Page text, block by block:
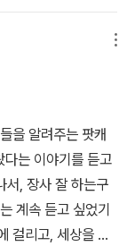
. 아무리 좋은 스승
속되는 결과를 초
수 있음을 말하고
실수를 통해 나
그래야 행복한 삶
체제속에서 입시
과 스트레스를 받
있는 방안으로 자
자아 성장이 있기
트의 패널인 채사
이 받았다. 내용
방법 이라던지.
마음이 힘들고, 번
이 될만한 책인 듯
하려 하지만, 나도
자존심때문에 심
듯 내려놓자, 하는
내 자신을 아주 살
을 알려주는 팟캐
다는 이야기를 듣고
서, 장사 잘 하는구
계속 듣고 싶었기
걸리고, 세상을 떠